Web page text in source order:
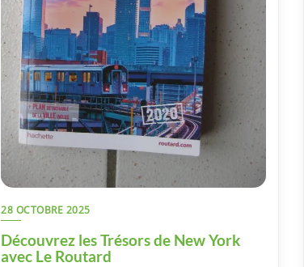
28 OCTOBRE 2025
Découvrez les Trésors de New York
avec Le Routard